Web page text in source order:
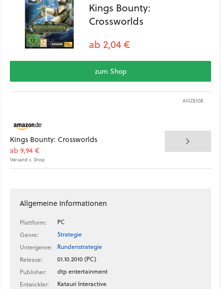
Kings Bounty:
Crossworlds
ab 2,04 €
zum Shop
ANZEIGE
Kings Bounty: Crossworlds
ab 9,94 €
Versand s. Shop
Allgemeine Informationen
Plattform:
PC
Genre:
Strategie
Untergenre:
Rundenstrategie
Release:
01.10.2010 (PC)
Publisher:
dtp entertainment
Entwickler:
Katauri Interactive